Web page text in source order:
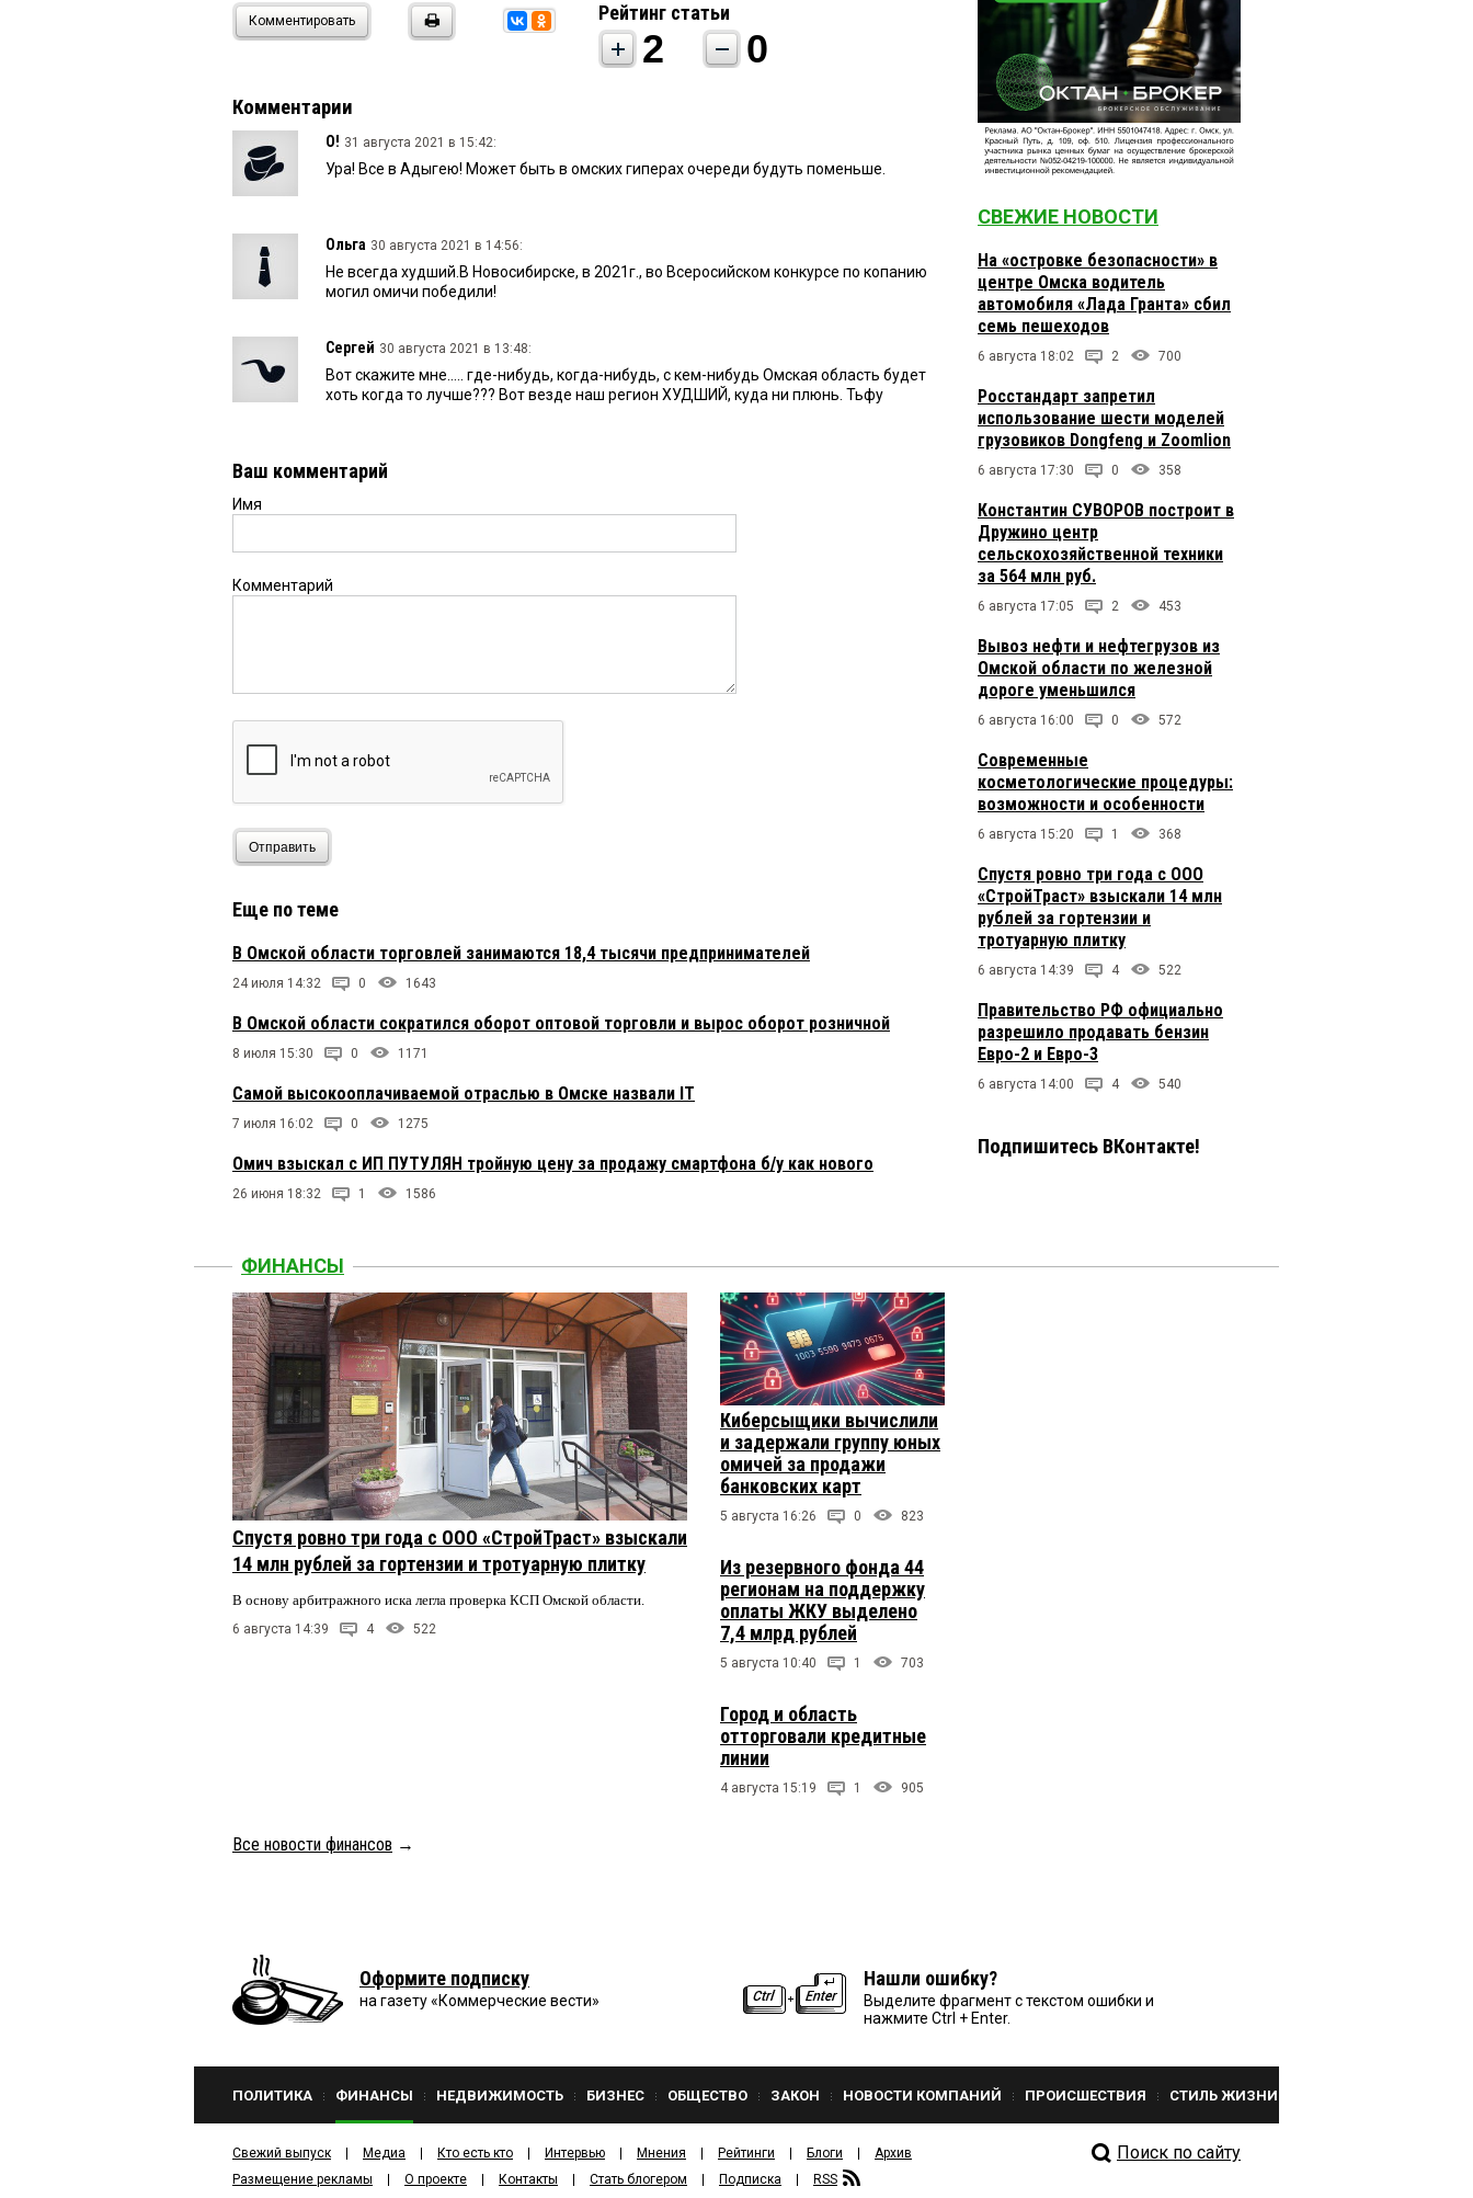
Комментировать Рейтинг статьи
2 0
Комментарии
О! 31 августа 2021 в 15:42:
Ура! Все в Адыгею! Может быть в омских гиперах очереди будуть поменьше.
Ольга 30 августа 2021 в 14:56:
Не всегда худший.В Новосибирске, в 2021г., во Всеросийском конкурсе по копанию
могил омичи победили!
Сергей 30 августа 2021 в 13:48:
Вот скажите мне..... где-нибудь, когда-нибудь, с кем-нибудь Омская область будет
хоть когда то лучше??? Вот везде наш регион ХУДШИЙ, куда ни плюнь. Тьфу
Ваш комментарий
Имя
Комментарий
Отправить
Еще по теме
В Омской области торговлей занимаются 18,4 тысячи предпринимателей
24 июля 14:32 0 1643
В Омской области сократился оборот оптовой торговли и вырос оборот розничной
8 июля 15:30 0 1171
Самой высокооплачиваемой отраслью в Омске назвали IT
7 июля 16:02 0 1275
Омич взыскал с ИП ПУТУЛЯН тройную цену за продажу смартфона б/у как нового
26 июня 18:32 1 1586
СВЕЖИЕ НОВОСТИ
На «островке безопасности» в
центре Омска водитель
автомобиля «Лада Гранта» сбил
семь пешеходов
6 августа 18:02 2 700
Росстандарт запретил
использование шести моделей
грузовиков Dongfeng и Zoomlion
6 августа 17:30 0 358
Константин СУВОРОВ построит в
Дружино центр
сельскохозяйственной техники
за 564 млн руб.
6 августа 17:05 2 453
Вывоз нефти и нефтегрузов из
Омской области по железной
дороге уменьшился
6 августа 16:00 0 572
Современные
косметологические процедуры:
возможности и особенности
6 августа 15:20 1 368
Спустя ровно три года с ООО
«СтройТраст» взыскали 14 млн
рублей за гортензии и
тротуарную плитку
6 августа 14:39 4 522
Правительство РФ официально
разрешило продавать бензин
Евро-2 и Евро-3
6 августа 14:00 4 540
Подпишитесь ВКонтакте!
ФИНАНСЫ
Спустя ровно три года с ООО «СтройТраст» взыскали
14 млн рублей за гортензии и тротуарную плитку
В основу арбитражного иска легла проверка КСП Омской области.
6 августа 14:39 4 522
Киберсыщики вычислили
и задержали группу юных
омичей за продажи
банковских карт
5 августа 16:26 0 823
Из резервного фонда 44
регионам на поддержку
оплаты ЖКУ выделено
7,4 млрд рублей
5 августа 10:40 1 703
Город и область
отторговали кредитные
линии
4 августа 15:19 1 905
Все новости финансов →
Оформите подписку
на газету «Коммерческие вести»
Нашли ошибку?
Выделите фрагмент с текстом ошибки и
нажмите Ctrl + Enter.
ПОЛИТИКА ФИНАНСЫ НЕДВИЖИМОСТЬ БИЗНЕС ОБЩЕСТВО ЗАКОН НОВОСТИ КОМПАНИЙ ПРОИСШЕСТВИЯ СТИЛЬ ЖИЗНИ
Свежий выпуск Медиа Кто есть кто Интервью Мнения Рейтинги Блоги
Архив
Размещение рекламы
О проекте Контакты Стать блогером Подписка RSS
Поиск по сайту